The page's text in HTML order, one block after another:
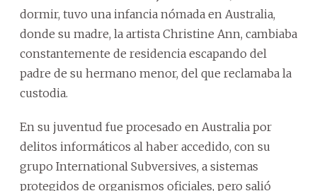
dormir, tuvo una infancia nómada en Australia,
donde su madre, la artista Christine Ann, cambiaba
constantemente de residencia escapando del
padre de su hermano menor, del que reclamaba la
custodia.
En su juventud fue procesado en Australia por
delitos informáticos al haber accedido, con su
grupo International Subversives, a sistemas
protegidos de organismos oficiales, pero salió